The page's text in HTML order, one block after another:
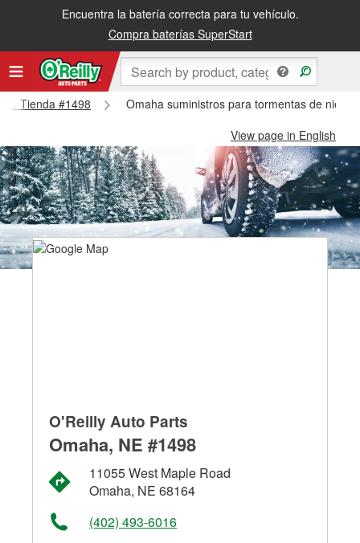
Encuentra la batería correcta para tu vehículo.
Compra baterías SuperStart
Tienda #1498
Omaha suministros para tormentas de nieve
View page in English
O'Reilly Auto Parts
Omaha, NE #1498
11055 West Maple Road
Omaha, NE 68164
(402) 493-6016